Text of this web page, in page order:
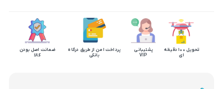
تحویل 100 دقیقه
ای
پشتیبانی
VIP
پرداخت امن از طریق درگاه
بانکی
ضمانت اصل بودن
کالا